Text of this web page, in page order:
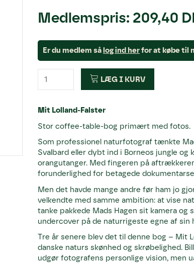
Medlemspris: 209,40
Er du medlem sålog ind herfor at købe til
LÆG I KURV
Mit Lolland-Falster
Stor coffee-table-bog primært med fotos.
Som professionel naturfotograf tænkte
Svalbard eller dybt ind i Borneos jungle
orangutanger. Med fingeren på
forunderlighed for betagede
Men det havde mange andre før ham jo
velkendte med samme ambition: at vise
tanke pakkede Mads Hagen sit kamera og
undercover på de naturrigeste egne af sin
Tre år senere blev det til denne bog – Mit
danske naturs skønhed og skrøbelighed.
udgør fotografens personlige vision, men